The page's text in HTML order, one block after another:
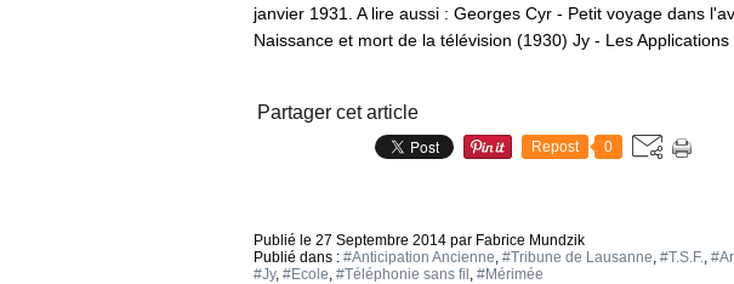
janvier 1931. A lire aussi : Georges Cyr - Petit voyage dans
Naissance et mort de la télévision (1930) Jy - Les Applications
Partager cet article
Repost 0
Publié le 27 Septembre 2014 par Fabrice Mundzik
Publié dans : #Anticipation Ancienne, #Tribune de Lausanne, #T.S.F.,
#Jy, #Ecole, #Téléphonie sans fil , #Mérimée